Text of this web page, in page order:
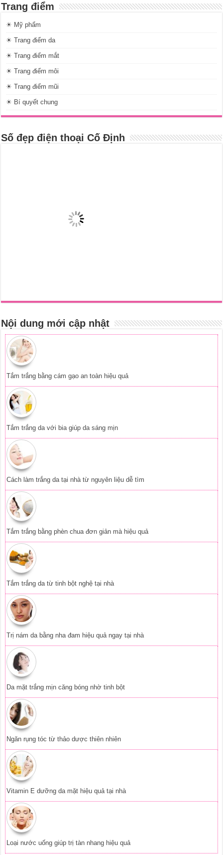
Trang điểm
☀ Mỹ phẩm
☀ Trang điểm da
☀ Trang điểm mắt
☀ Trang điểm môi
☀ Trang điểm mũi
☀ Bí quyết chung
Số đẹp điện thoại Cố Định
Cách làm trắng da tại nhà từ nguyên liệu dễ tìm
Tắm trắng bằng phèn chua đơn giản mà hiệu quả
Tắm trắng da từ tinh bột nghệ tại nhà
Trị nám da bằng nha đam hiệu quả ngay tại nhà
Da mặt trắng mịn căng bóng nhờ tinh bột
Ngăn rụng tóc từ thảo dược thiên nhiên
Vitamin E dưỡng da mặt hiệu quả tại nhà
Loại nước uống giúp trị tàn nhang hiệu quả